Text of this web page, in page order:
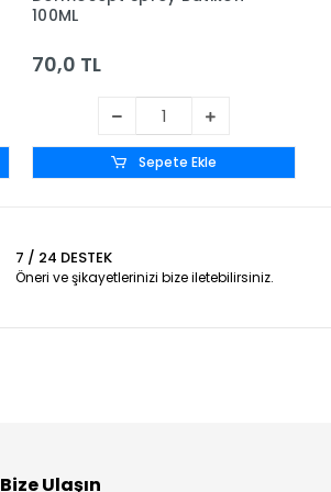
100ML
70,0 TL
Sepete Ekle
7 / 24 DESTEK
Öneri ve şikayetlerinizi bize iletebilirsiniz.
Bize Ulaşın